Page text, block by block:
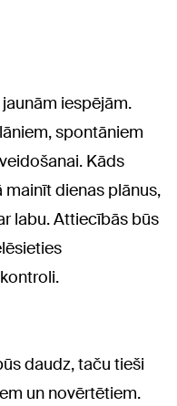
iespējām.
spontāniem
Kāds
dienas plānus,
labu. Attiecībās būs
daudz, taču tieši
un novērtētiem.